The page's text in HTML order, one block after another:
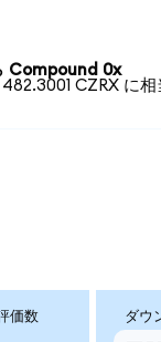
Compound 0x
CZRX に相
価数 ダウ